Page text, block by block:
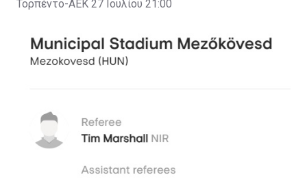
Τορπέντο-ΑΕΚ 27 Ιουλίου 21:00